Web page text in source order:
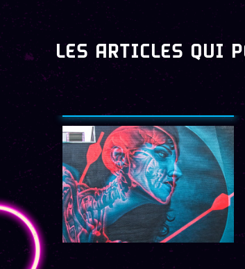
LES ARTICLES QUI